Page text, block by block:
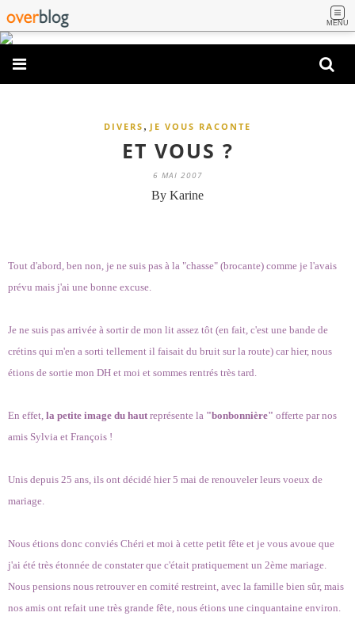
MENU
DIVERS , JE VOUS RACONTE
ET VOUS ?
6 MAI 2007
By Karine
Tout d'abord, ben non, je ne suis pas à la "chasse" (brocante) comme je l'avais
prévu mais j'ai une bonne excuse.
Je ne suis pas arrivée à sortir de mon lit assez tôt (en fait, c'est une bande de
crétins qui m'en a sorti tellement il faisait du bruit sur la route) car hier, nous
étions de sortie mon DH et moi et sommes rentrés très tard.
En effet, la petite image du hautreprésente la "bonbonnière" offerte par nos
amis Sylvia et François !
Unis depuis 25 ans, ils ont décidé hier 5 mai de renouveler leurs voeux de
mariage.
Nous étions donc conviés Chéri et moi à cette petit fête et je vous avoue que
j'ai été très étonnée de constater que c'était pratiquement un 2ème mariage.
Nous pensions nous retrouver en comité restreint, avec la famille bien sûr, mais
nos amis ont refait une très grande fête, nous étions une cinquantaine environ.